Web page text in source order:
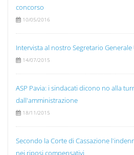
concorso
10/05/2016
Intervista al nostro Segretario
14/07/2015
ASP Pavia: i sindacati dicono no alla
dall'amministrazione
18/11/2015
Secondo la Corte di Cassazione
nei riposi compensativi